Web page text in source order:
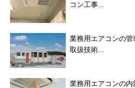
コン工事...
業務用エアコンの
取扱技術...
業務用エアコンの